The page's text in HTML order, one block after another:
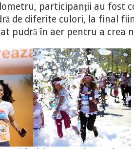
ediție
a
crosului
Color
Run
participanții au fost
de diferite culori, la final
pudră în aer pentru a crea